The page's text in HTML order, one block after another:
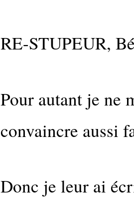
RE-STUPEUR,
Pour autant je ne
convaincre aussi
Donc je leur ai